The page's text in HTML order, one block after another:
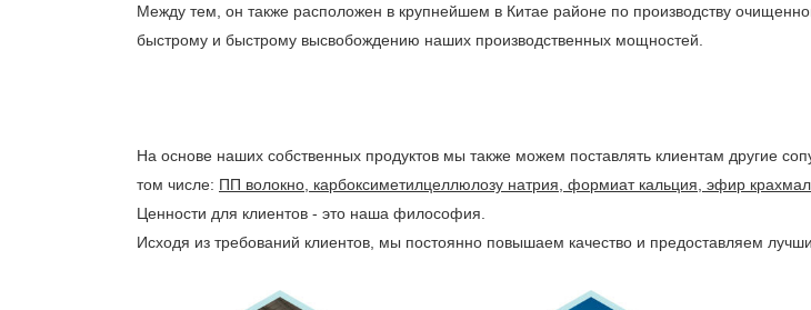
Между тем, он также расположен в крупнейшем в Китае районе по производству
быстрому и быстрому высвобождению наших производственных мощностей.
На основе наших собственных продуктов мы также можем поставлять клиентам другие
том числе: ПП волокно, карбоксиметилцеллюлозу натрия, формиат кальция, эфир
Ценности для клиентов - это наша философия.
Исходя из требований клиентов, мы постоянно повышаем качество и предоставляем